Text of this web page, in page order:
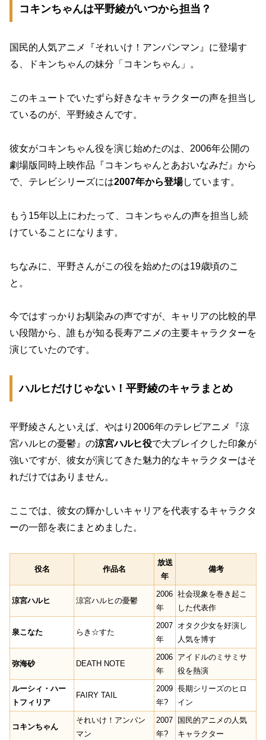
コキンちゃんは平野綾がいつから担当？
国民的人気アニメ『それいけ！アンパンマン』に登場す
る、ドキンちゃんの妹分「コキンちゃん」。
このキュートでいたずら好きなキャラクターの声を担当し
ているのが、平野綾さんです。
彼女がコキンちゃん役を演じ始めたのは、 2006年公開の
劇場版同時上映作品『コキンちゃんとあおいなみだ』から
で、テレビシリーズには2007年から登場しています。
もう15年以上にわたって、コキンちゃんの声を担当し続
けていることになります。
ちなみに、平野さんがこの役を始めたのは19歳頃のこ
と。
今ではすっかりお馴染みの声ですが、キャリアの比較的早
い段階から、誰もが知る長寿アニメの主要キャラクターを
演じていたのです。
ハルヒだけじゃない！平野綾のキャラまとめ
平野綾さんといえば、やはり2006年のテレビアニメ『涼
宮ハルヒの憂鬱』の涼宮ハルヒ役で大ブレイクした印象が
強いですが、彼女が演じてきた魅力的なキャラクターはそ
れだけではありません。
ここでは、彼女の輝かしいキャリアを代表するキャラクタ
ーの一部を表にまとめました。
役名 作品名
放送
年
備考
涼宮ハルヒ 涼宮ハルヒの憂鬱
2006
年
社会現象を巻き起こ
した代表作
泉こなた らき☆すた
2007
年
オタク少女を好演し
人気を博す
弥海砂 DEATH NOTE
2006
年
アイドルのミサミサ
役を熱演
ルーシィ・ハー
トフィリア
FAIRY TAIL
2009
年?
長期シリーズのヒロ
イン
コキンちゃん
それいけ！アンパン
マン
2007
年?
国民的アニメの人気
キャラクター